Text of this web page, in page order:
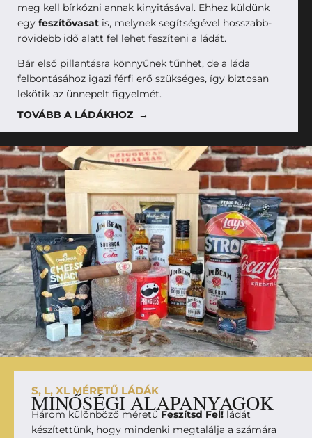
meg kell bírkózni annak kinyitásával. Ehhez küldünk
egy feszítővasat is, melynek segítségével hosszabb-
rövidebb idő alatt fel lehet feszíteni a ládát.
Bár első pillantásra könnyűnek tűnhet, de a láda
felbontásához igazi férfi erő szükséges, így biztosan
lekötik az ünnepelt figyelmét.
TOVÁBB A LÁDÁKHOZ →
S, L, XL MÉRETŰ LÁDÁK
MINŐSÉGI ALAPANYAGOK
Három különböző méretűFeszítsd Fel! ládát
készítettünk, hogy mindenki megtalálja a számára